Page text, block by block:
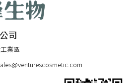
司
業區